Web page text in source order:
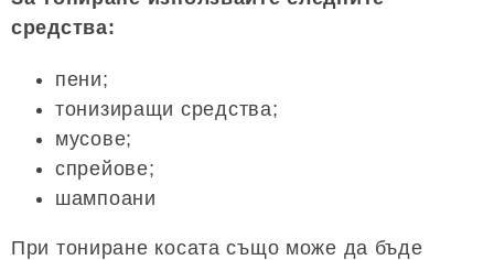
средства:
пени;
тонизиращи средства;
мусове;
спрейове;
шампоани
При тониране косата също може да бъде